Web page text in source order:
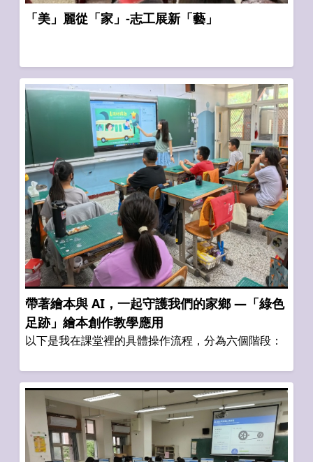
「美」麗從「家」-志工展新「藝」
帶著繪本與 AI，一起守護我們的家鄉 —「綠色
足跡」繪本創作教學應用
以下是我在課堂裡的具體操作流程，分為六個階段：